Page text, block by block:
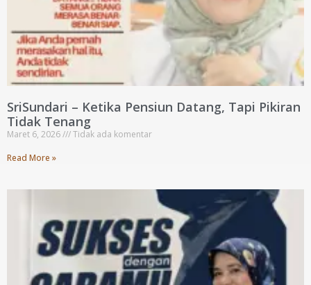
SriSundari – Ketika Pensiun Datang, Tapi Pikiran
Tidak Tenang
Maret 6, 2026
Tidak ada komentar
Read More »